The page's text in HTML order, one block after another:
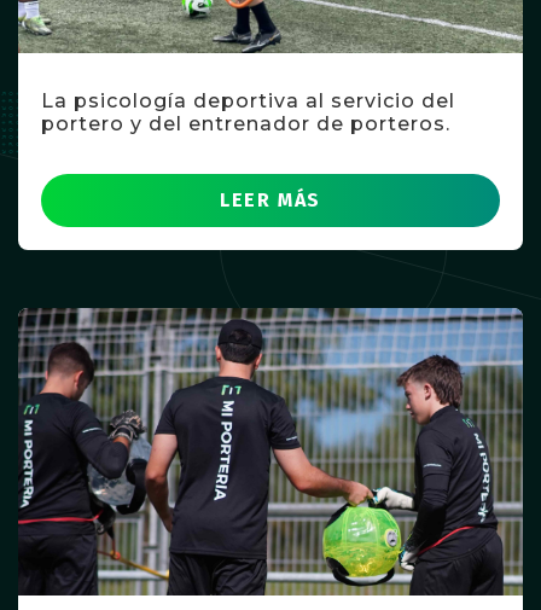
La psicología deportiva al servicio del
portero y del entrenador de porteros.
LEER MÁS